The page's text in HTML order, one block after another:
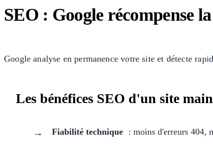
SEO : Google récompense
Google analyse en permanence votre site et détecte
Les bénéfices SEO d'un site
Fiabilité technique : moins d'erreurs 404,